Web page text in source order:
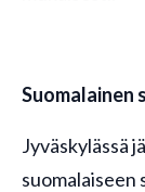
Suomalainen
Jyväskylässä
suomalaiseen